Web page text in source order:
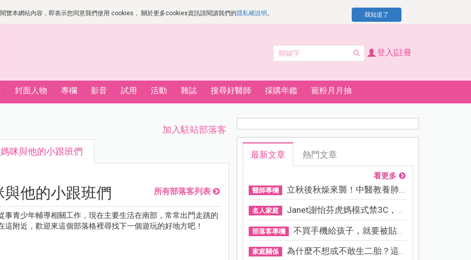
覽本網站內容，即表示您同意我們使用 cookies， 關於更多cookies資訊請閱讀我們的隱私權說明 。 我知道了
登入|註冊
封面人物 專欄 影音 試用 活動 雜誌 搜尋好醫師 採購年鑑 寵粉月月抽
加入駐站部落客
咪與他的小跟班們
與他的小跟班們 所有部落客列表
事青少年輔導相關工作，現在主要生活在南部，常常出門走跳的
這附近，歡迎來這個部落格裡尋找下一個遊玩的好地方吧！
最新文章 熱門文章
看更多
醫師專欄 立秋後秋燥來襲！中醫教養肺...
名人家庭 Janet謝怡芬虎媽模式禁3C，看...
部落客專欄 不買手機給孩子，就要被貼「...
家庭關係 為什麼不想或不敢生二胎？這8...